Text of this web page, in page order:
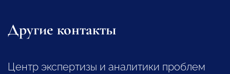
Другие контакты
Центр экспертизы и аналитики проблем